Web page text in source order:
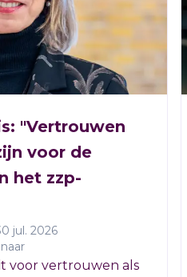
"Vertrouwen
voor de
het zzp-
jul. 2026
voor vertrouwen als